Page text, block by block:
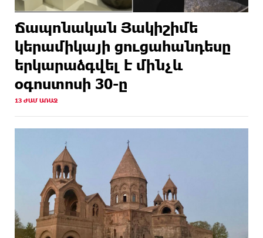
Ճապոնական Յակիշիմե
կերամիկայի ցուցահանդեսը
երկարաձգվել է մինչև
օգոստոսի 30-ը
13 ԺԱՄ ԱՌԱՋ